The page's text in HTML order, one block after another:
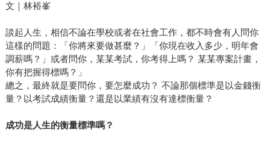
文｜林裕峯
談起人生，相信不論在學校或者在社會工作，都不時會有人問你
這樣的問題：「你將來要做甚麼？」「你現在收入多少，明年會
調薪嗎？」或者問你，某某考試，你考得上嗎？ 某某專案計畫，
你有把握得標嗎？」
總之，最終就是要問你，要怎麼成功？ 不論那個標準是以金錢衡
量？以考試成績衡量？還是以業績有沒有達標衡量？
成功是人生的衡量標準嗎？